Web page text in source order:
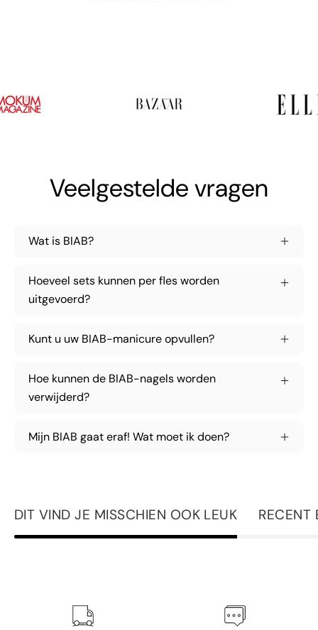
Veelgestelde vragen
Wat is BIAB?
Hoeveel sets kunnen per fles worden
uitgevoerd?
Kunt u uw BIAB-manicure opvullen?
Hoe kunnen de BIAB-nagels worden
verwijderd?
Mijn BIAB gaat eraf! Wat moet ik doen?
DIT VIND JE MISSCHIEN OOK LEUK RECENT